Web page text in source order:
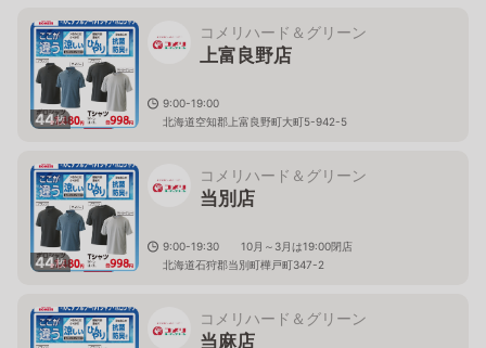
44枚
コメリハード＆グリーン
上富良野店
9:00-19:00
北海道空知郡上富良野町大町5-942-5
44枚
コメリハード＆グリーン
当別店
9:00-19:30 10月～3月は19:00閉店
北海道石狩郡当別町樺戸町347-2
コメリハード＆グリーン
当麻店